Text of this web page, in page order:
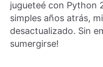
jugueteé con Python
simples años atrás,
desactualizado. Sin
sumergirse!